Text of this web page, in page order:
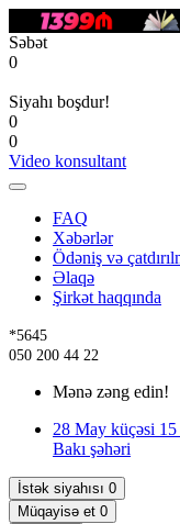
Səbət
0
Siyahı boşdur!
0
0
Video konsultant
FAQ
Xəbərlər
Ödəniş və
Əlaqə
Şirkət haqqında
*5645
050 200 44 22
Mənə zəng edin!
28 May küçəsi 15
Bakı şəhəri
İstək siyahısı 0
Müqayisə et 0